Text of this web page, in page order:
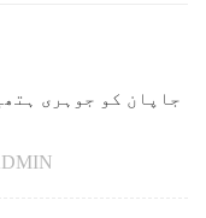
جاپان کو جوہری